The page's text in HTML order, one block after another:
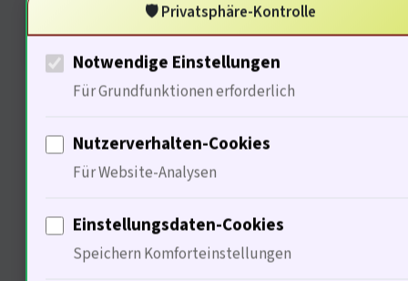
Ökonomische Aspekte sind oft
Grundstücks kann durch
erheblich sinken. 60% der
Immobilieneigentümer sind sich der
🛡️ Privatsphäre-Kontrolle
Notwendige Einstellungen
Für Grundfunktionen erforderlich
Nutzerverhalten-Cookies
Für Website-Analysen
Einstellungsdaten-Cookies
Speichern Komforteinstellungen